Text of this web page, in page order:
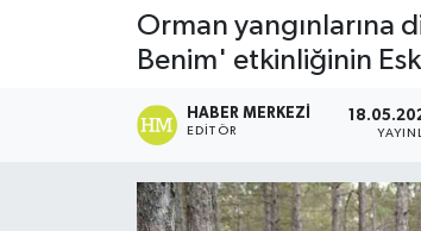
Orman yangınlarına
Benim' etkinliğinin
HABER MERKEZI
EDITÖR
Son Dakika Haberleri